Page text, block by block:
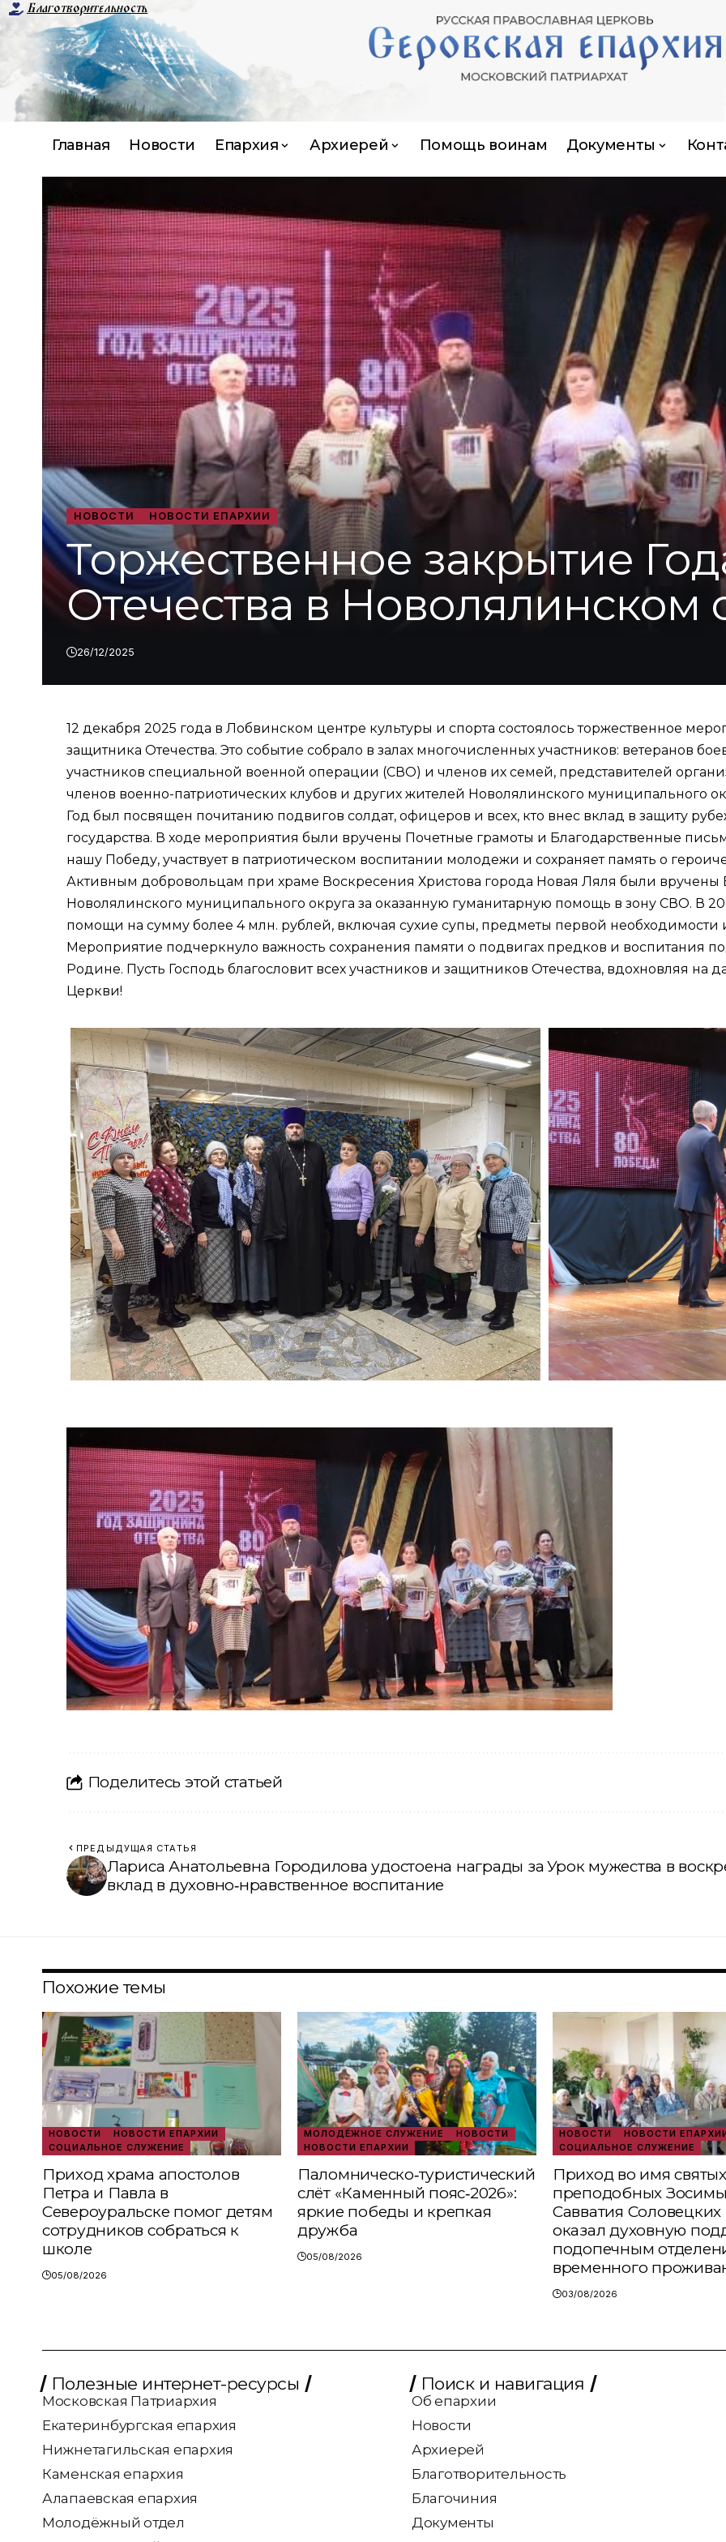
Благотворительность
Главная Новости Епархия Архиерей Помощь воинам Документы
НОВОСТИ НОВОСТИ ЕПАРХИИ
Торжественное закрытие
Отечества в Новолялинском
26/12/2025
12 декабря 2025 года в Лобвинском центре культуры и спорта состоялось торжественное
защитника Отечества. Это событие собрало в залах многочисленных участников: ветеранов
участников специальной военной операции (СВО) и членов их семей, представителей
членов военно-патриотических клубов и других жителей Новолялинского муниципального
Год был посвящен почитанию подвигов солдат, офицеров и всех, кто внес вклад в защиту
государства. В ходе мероприятия были вручены Почетные грамоты и Благодарственные
нашу Победу, участвует в патриотическом воспитании молодежи и сохраняет память о
Активным добровольцам при храме Воскресения Христова города Новая Ляля были вручены
Новолялинского муниципального округа за оказанную гуманитарную помощь в зону СВО. В
помощи на сумму более 4 млн. рублей, включая сухие супы, предметы первой необходимости
Мероприятие подчеркнуло важность сохранения памяти о подвигах предков и воспитания
Родине. Пусть Господь благословит всех участников и защитников Отечества, вдохновляя
Церкви!
Поделитесь этой статьей
ПРЕДЫДУЩАЯ СТАТЬЯ
Лариса Анатольевна Городилова удостоена награды за
вклад в духовно‑нравственное воспитание
Урок мужества в
Похожие темы
НОВОСТИ
НОВОСТИ ЕПАРХИИ
СОЦИАЛЬНОЕ СЛУЖЕНИЕ
Приход храма апостолов
Петра и Павла в
Североуральске помог детям
сотрудников собраться к
школе
05/08/2026
МОЛОДЁЖНОЕ СЛУЖЕНИЕ
НОВОСТИ
НОВОСТИ ЕПАРХИИ
Паломническо‑туристический
слёт «Каменный пояс‑2026»:
яркие победы и крепкая
дружба
05/08/2026
НОВОСТИ
НОВОСТИ
СОЦИАЛЬНОЕ СЛУЖЕНИЕ
Приход во имя святых
преподобных
Савватия Соловецких
оказал духовную
подопечным
временного
03/08/2026
Полезные интернет-ресурсы
Московская Патриархия
Екатеринбургская епархия
Нижнетагильская епархия
Каменская епархия
Алапаевская епархия
Молодёжный отдел
Поиск и навигация
Об епархии
Новости
Архиерей
Благотворительность
Благочиния
Документы